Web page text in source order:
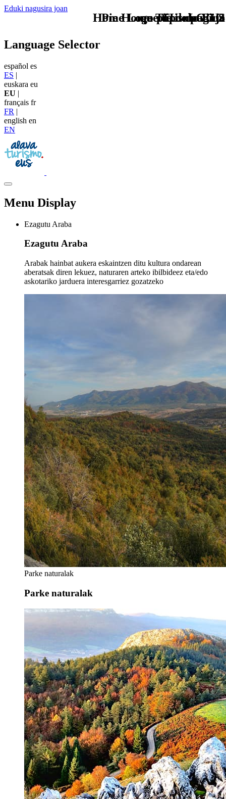
Eduki nagusira joan
TU - LOGO
Language Selector
español es
ES |
euskara eu
EU |
français fr
FR |
english en
EN
Menu Display
Ezagutu Araba
Ezagutu Araba
Arabak hainbat aukera eskaintzen ditu kultura ondarean
aberatsak diren lekuez, naturaren arteko ibilbideez eta/edo
askotariko jarduera interesgarriez gozatzeko
Parke naturalak
Parke naturalak
que tipo de viaje
Home Logo pie de página
Pie Home Turismo EUS